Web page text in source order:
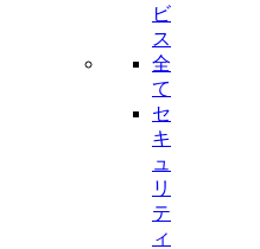
ビ
ス
全
て
セ
キ
ュ
リ
テ
ィ